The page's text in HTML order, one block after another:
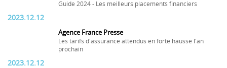
Guide 2024 - Les meilleurs placements financiers
2023.12.12
Agence France Presse
Les tarifs d'assurance attendus en forte hausse l'an
prochain
2023.12.12